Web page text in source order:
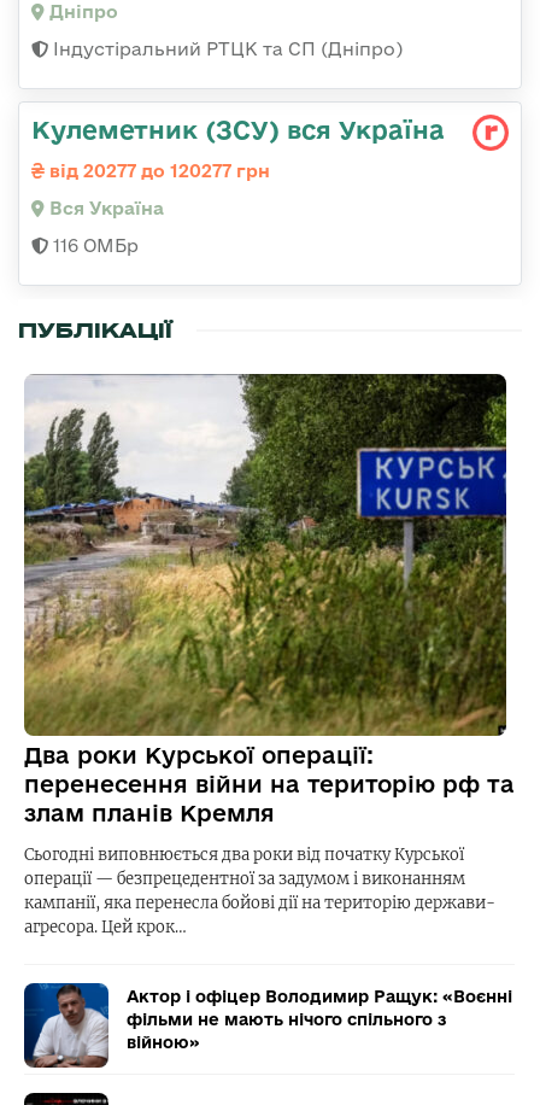
Дніпро
Індустіральний РТЦК та СП (Дніпро)
Кулеметник (ЗСУ) вся Україна
від 20277 до 120277 грн
Вся Україна
116 ОМБр
ПУБЛІКАЦІЇ
Два роки Курської операції:
перенесення війни на територію рф та
злам планів Кремля
Сьогодні виповнюється два роки від початку Курської
операції — безпрецедентної за задумом і виконанням
кампанії, яка перенесла бойові дії на територію держави-
агресора. Цей крок…
Актор і офіцер Володимир Ращук: «Воєнні
фільми не мають нічого спільного з
війною»